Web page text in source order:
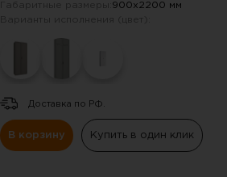
900х2200 мм
Доставка по РФ.
В корзину Купить в один клик